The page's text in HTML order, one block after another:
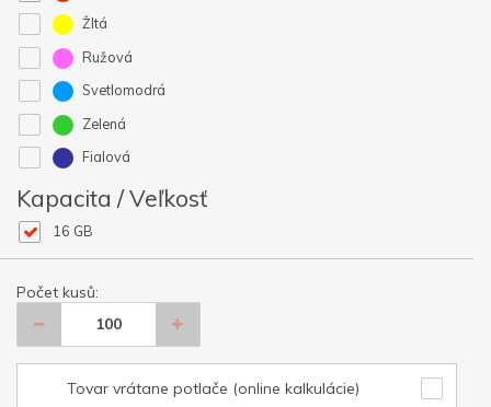
Žltá
Ružová
Svetlomodrá
Zelená
Fialová
Kapacita / Veľkosť
16 GB
Počet kusů:
Tovar vrátane potlače (online kalkulácie)